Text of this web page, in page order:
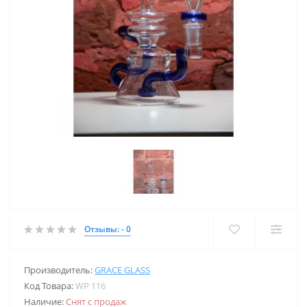
Отзывы: - 0
Производитель:GRACE GLASS
Код Товара:WP 116
Наличие:Снят с продаж